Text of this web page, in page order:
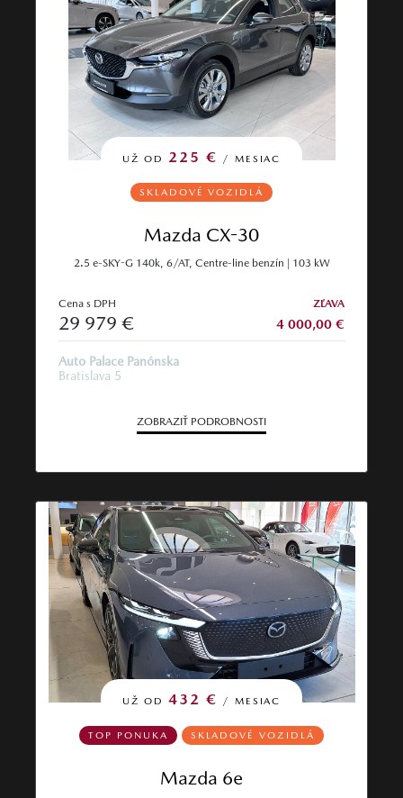
UŽ OD 225 € / MESIAC
SKLADOVÉ VOZIDLÁ
Mazda CX-30
2.5 e-SKY-G 140k, 6/AT, Centre-line benzín | 103 kW
Cena s DPH
29 979 €
ZĽAVA
4 000,00 €
Auto Palace Panónska
Bratislava 5
ZOBRAZIŤ PODROBNOSTI
UŽ OD432 € / MESIAC
TOP PONUKA SKLADOVÉ VOZIDLÁ
Mazda 6e